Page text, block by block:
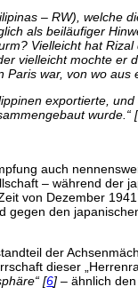
– RW), welche
als beiläufiger
Vielleicht hat
vielleicht mochte
war, von wo aus
exportierte,
wurde.“ [
auch
– während der
von Dezember
den
der
dieser
[6] – ähnlich